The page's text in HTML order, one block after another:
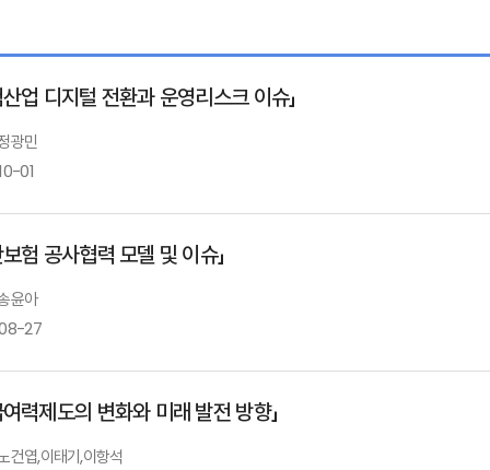
산업 디지털 전환과 운영리스크 이슈」
광민
01
정광민 포스텍 교수
보험 공사협력 모델 및 이슈」
윤아
27
재난보험 공사협력 배경 및 모형
여력제도의 변화와 미래 발전 방향」
건엽,이태기,이항석